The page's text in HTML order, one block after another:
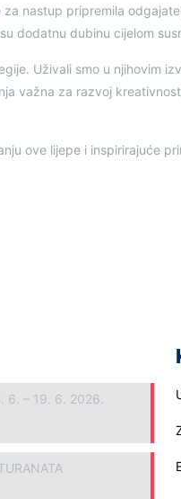
nastup pripremila
dodatnu dubinu cijelom
Uživali smo u njihovim
važna za razvoj
ove lijepe i inspirirajuće
6. – 19. 6. 2026.